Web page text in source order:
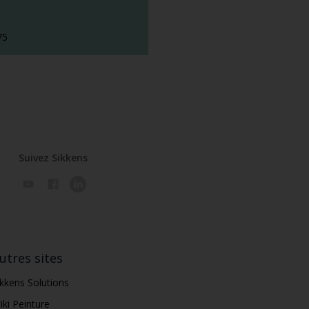
Suivez Sikkens
sites
Solutions
Peinture